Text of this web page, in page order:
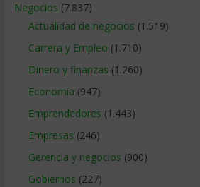
Negocios (7.837)
Actualidad de negocios (1.519)
Carrera y Empleo (1.710)
Dinero y finanzas (1.260)
Economía (947)
Emprendedores (1.443)
Empresas (246)
Gerencia y negocios (900)
Gobiernos (227)